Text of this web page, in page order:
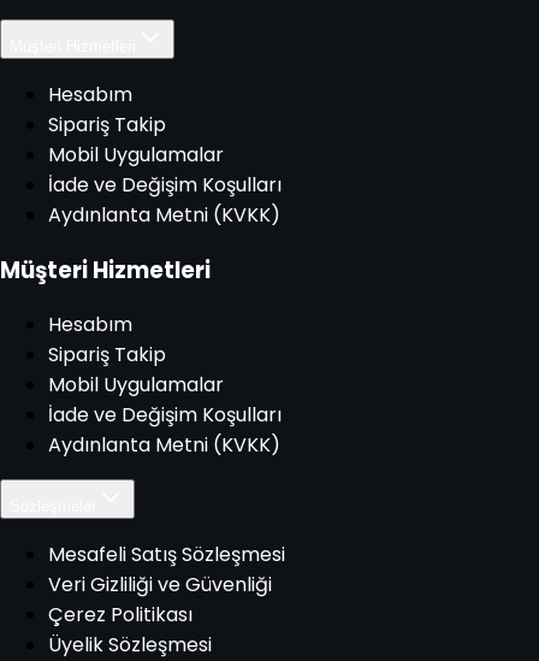
Hesabım
Sipariş Takip
Mobil Uygulamalar
İade ve Değişim Koşulları
Aydınlanta Metni (KVKK)
Müşteri Hizmetleri
Hesabım
Sipariş Takip
Mobil Uygulamalar
İade ve Değişim Koşulları
Aydınlanta Metni (KVKK)
Mesafeli Satış Sözleşmesi
Veri Gizliliği ve Güvenliği
Çerez Politikası
Üyelik Sözleşmesi